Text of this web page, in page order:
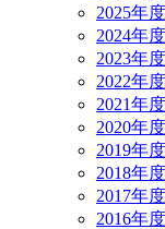
2025年度
2024年度
2023年度
2022年度
2021年度
2020年度
2019年度
2018年度
2017年度
2016年度